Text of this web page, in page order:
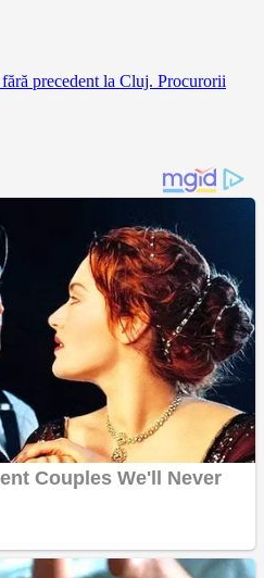
fără precedent la Cluj. Procurorii